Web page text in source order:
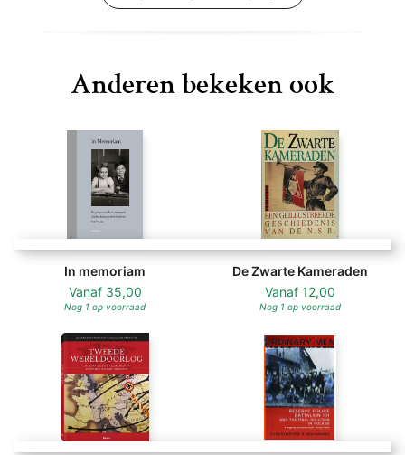
Anderen bekeken ook
In memoriam
Vanaf 35,00
Nog 1 op voorraad
De Zwarte Kameraden
Vanaf 12,00
Nog 1 op voorraad